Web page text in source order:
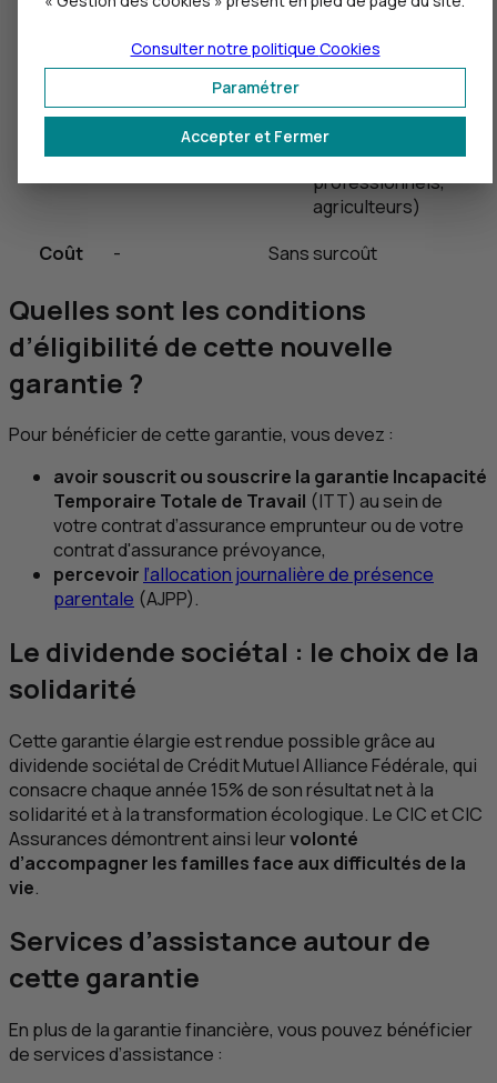
contrats pour une
principale
crédit professionnel
emprunteurs
Assurances
Prévoyance
(particuliers,
professionnels,
agriculteurs)
Coût
- Sans surcoût
Quelles sont les conditions
d’éligibilité de cette nouvelle
garantie ?
Pour bénéficier de cette garantie, vous devez :
avoir souscrit ou souscrire la garantie Incapacité
Temporaire Totale de Travail (ITT) au sein de
votre contrat d’assurance emprunteur ou de votre
contrat d'assurance prévoyance,
percevoir l’allocation journalière de présence
parentale (AJPP).
Le dividende sociétal : le choix de la
solidarité
Cette garantie élargie est rendue possible grâce au
dividende sociétal de Crédit Mutuel Alliance Fédérale, qui
consacre chaque année 15% de son résultat net à la
solidarité et à la transformation écologique. LeCICetCIC
Assurances démontrent ainsi leurvolonté
d’accompagner les familles face aux difficultés de la
vie.
Services d’assistance autour de
cette garantie
En plus de la garantie financière, vous pouvez bénéficier
de services d’assistance :
Accepter et Fermer
Paramétrer
Consulter notre politique Cookies